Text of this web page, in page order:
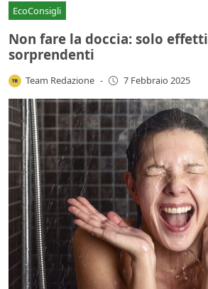
EcoConsigli
Non fare la doccia: solo
sorprendenti
Team Redazione - 7 Febbraio 2025